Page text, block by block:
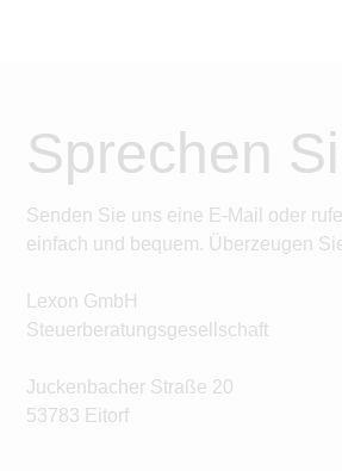
Sprechen
Senden Sie uns eine E-Mail oder
einfach und bequem. Überzeugen
Lexon GmbH
Steuerberatungsgesellschaft
Juckenbacher Straße 20
53783 Eitorf